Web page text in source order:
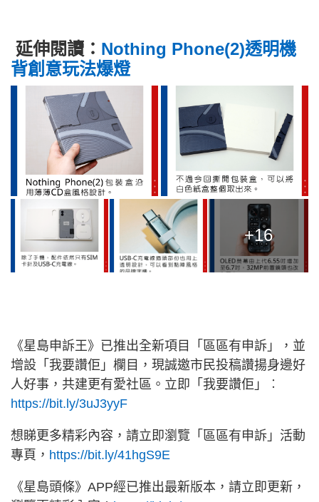
延伸閱讀： Nothing Phone(2)透明機
背創意玩法爆燈
+16
《星島申訴王》已推出全新項目「區區有申訴」，並
增設「我要讚佢」欄目，現誠邀市民投稿讚揚身邊好
人好事，共建更有愛社區。立即「我要讚佢」︰
https://bit.ly/3uJ3yyF
想睇更多精彩內容，請立即瀏覽「區區有申訴」活動
專頁， https://bit.ly/41hgS9E
《星島頭條》APP經已推出最新版本，請立即更新，